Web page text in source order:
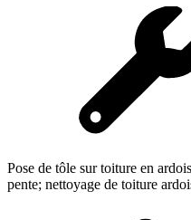
Pose de tôle sur toiture en
pente; nettoyage de toiture